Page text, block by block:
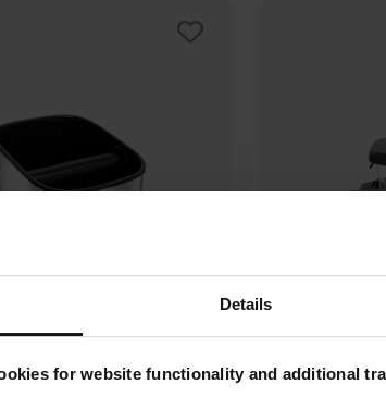
Details
for website functionality and additional